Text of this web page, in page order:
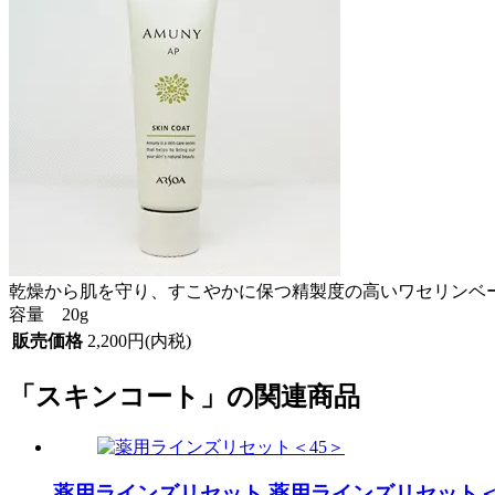
乾燥から肌を守り、すこやかに保つ精製度の高いワセリンベ
容量 20g
販売価格 2,200円(内税)
「スキンコート」の関連商品